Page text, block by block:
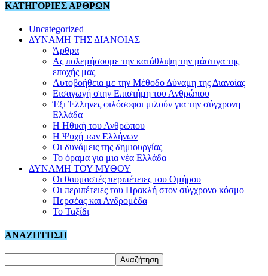
ΚΑΤΗΓΟΡΙΕΣ ΑΡΘΡΩΝ
Uncategorized
ΔΥΝΑΜΗ ΤΗΣ ΔΙΑΝΟΙΑΣ
Άρθρα
Ας πολεμήσουμε την κατάθλιψη την μάστιγα της
εποχής μας
Αυτοβοήθεια με την Μέθοδο Δύναμη της Διανοίας
Εισαγωγή στην Επιστήμη του Ανθρώπου
Έξι Έλληνες φιλόσοφοι μιλούν για την σύγχρονη
Ελλάδα
Η Ηθική του Ανθρώπου
Η Ψυχή των Ελλήνων
Οι δυνάμεις της δημιουργίας
Το όραμα για μια νέα Ελλάδα
ΔΥΝΑΜΗ ΤΟΥ ΜΥΘΟΥ
Οι θαυμαστές περιπέτειες του Ομήρου
Οι περιπέτειες του Ηρακλή στον σύγχρονο κόσμο
Περσέας και Ανδρομέδα
Το Ταξίδι
ΑΝΑΖΗΤΗΣΗ